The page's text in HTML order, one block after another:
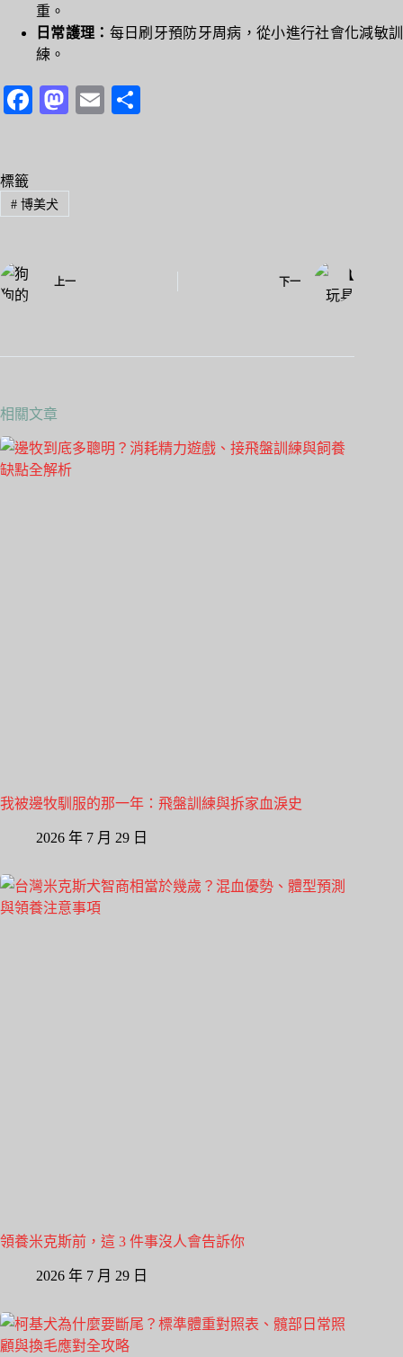
重。
日常護理： 每日刷牙預防牙周病，從小進行社會化減敏訓
練。
Fa
ok
M
do
n
E
標籤
#博美犬
上一 下一
相關文章
我被邊牧馴服的那一年：飛盤訓練與拆家血淚史
2026 年 7 月 29 日
領養米克斯前，這 3 件事沒人會告訴你
2026 年 7 月 29 日